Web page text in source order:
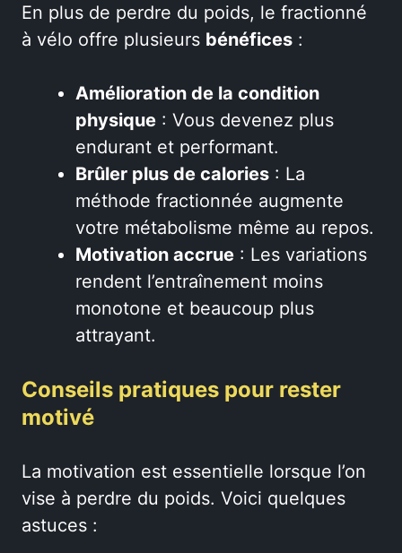
En plus de perdre du poids, le fractionné
à vélo offre plusieurs bénéfices :
Amélioration de la condition
physique : Vous devenez plus
endurant et performant.
Brûler plus de calories : La
méthode fractionnée augmente
votre métabolisme même au repos.
Motivation accrue : Les variations
rendent l’entraînement moins
monotone et beaucoup plus
attrayant.
Conseils pratiques pour rester
motivé
La motivation est essentielle lorsque l’on
vise à perdre du poids. Voici quelques
astuces :